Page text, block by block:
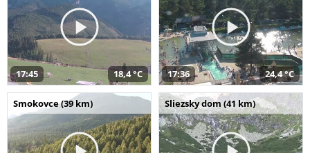
17:45 18,4 °C 17:36 24,4 °C
Smokovce (39 km) Sliezsky dom (41 km)